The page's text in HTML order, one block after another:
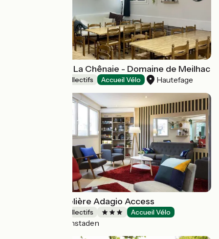
Gîte de Groupe La Chênaie - Domaine de Meilhac
Hébergements collectifs Accueil Vélo Hautefage
Résidence Hôtelière Adagio Access
Hébergements collectifs Accueil Vélo
Illkirch-Graffenstaden